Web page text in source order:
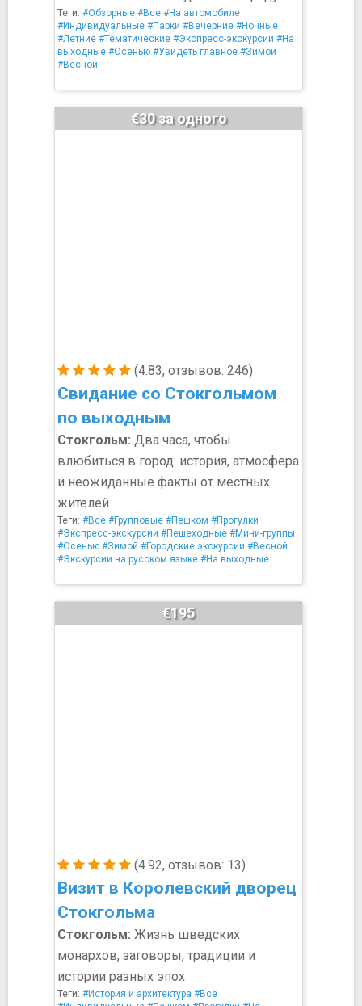
Теги: #Обзорные #Все #На автомобиле
#Индивидуальные #Парки #Вечерние #Ночные
#Летние #Тематические #Экспресс-экскурсии #На
выходные #Осенью #Увидеть главное #Зимой
#Весной
(4.83, отзывов: 246)
Свидание со Стокгольмом
по выходным
€30 за одного
Стокгольм: Два часа, чтобы
влюбиться в город: история, атмосфера
и неожиданные факты от местных
жителей
Теги: #Все #Групповые #Пешком #Прогулки
#Экспресс-экскурсии #Пешеходные #Мини-группы
#Осенью #Зимой #Городские экскурсии #Весной
#Экскурсии на русском языке #На выходные
(4.92, отзывов: 13)
Визит в Королевский дворец
Стокгольма
€195
Стокгольм: Жизнь шведских
монархов, заговоры, традиции и
истории разных эпох
Теги: #История и архитектура #Все